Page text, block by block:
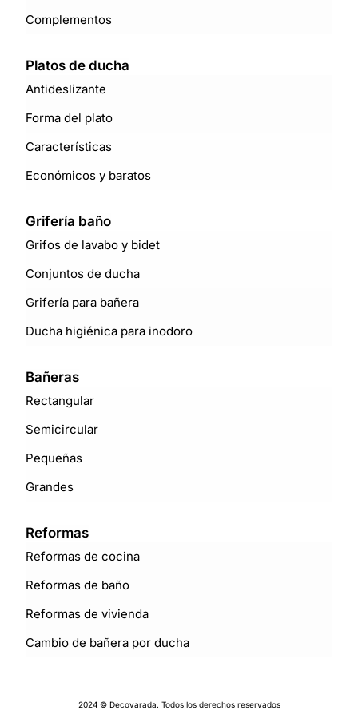
Complementos
Platos de ducha
Antideslizante
Forma del plato
Características
Económicos y baratos
Grifería baño
Grifos de lavabo y bidet
Conjuntos de ducha
Grifería para bañera
Ducha higiénica para inodoro
Bañeras
Rectangular
Semicircular
Pequeñas
Grandes
Reformas
Reformas de cocina
Reformas de baño
Reformas de vivienda
Cambio de bañera por ducha
2024 © Decovarada. Todos los derechos reservados